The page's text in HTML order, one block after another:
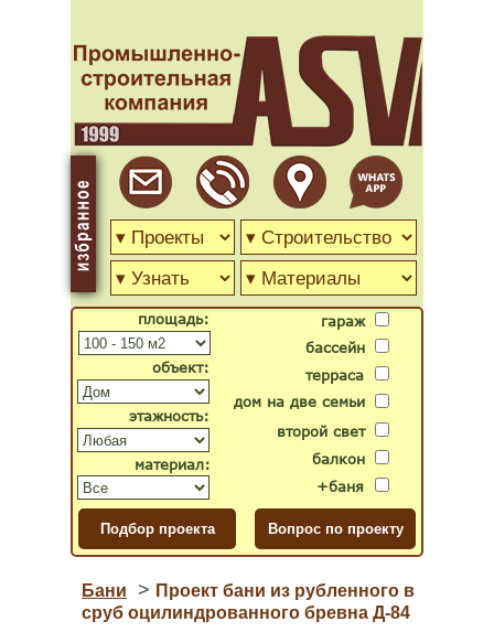
гараж
бассейн
второй свет
дом на две семьи
терраса
балкон
+баня
объект:
материал:
площадь:
этажность:
Бани > Проект бани из рубленного в
сруб оцилиндрованного бревна Д-84